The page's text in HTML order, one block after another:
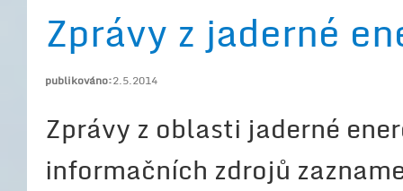
Zprávy z jaderné
publikováno:2.5.2014
Zprávy z oblasti jaderné
informačních zdrojů